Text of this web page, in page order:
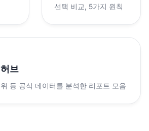
선택 비교, 5가지 원칙
브
등 공식 데이터를 분석한 리포트 모음